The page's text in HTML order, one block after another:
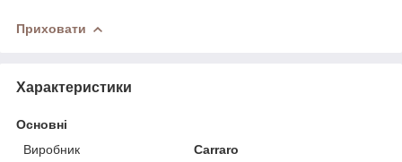
Приховати
Характеристики
Основні
Виробник
Carraro